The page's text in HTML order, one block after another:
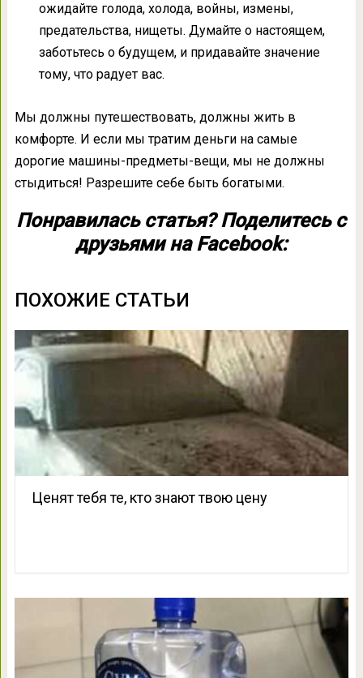
ожидайте голода, холода, войны, измены,
предательства, нищеты. Думайте о настоящем,
заботьтесь о будущем, и придавайте значение
тому, что радует вас.
Мы должны путешествовать, должны жить в
комфорте. И если мы тратим деньги на самые
дорогие машины-предметы-вещи, мы не должны
стыдиться! Разрешите себе быть богатыми.
Понравилась статья? Поделитесь с
друзьями на Facebook:
ПОХОЖИЕ СТАТЬИ
Ценят тебя те, кто знают твою цену